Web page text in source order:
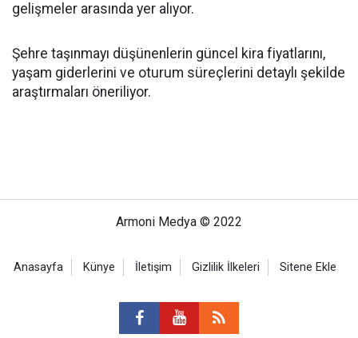
gelişmeler arasında yer alıyor.
Şehre taşınmayı düşünenlerin güncel kira fiyatlarını,
yaşam giderlerini ve oturum süreçlerini detaylı şekilde
araştırmaları öneriliyor.
Armoni Medya © 2022
Anasayfa Künye İletişim Gizlilik İlkeleri Sitene Ekle